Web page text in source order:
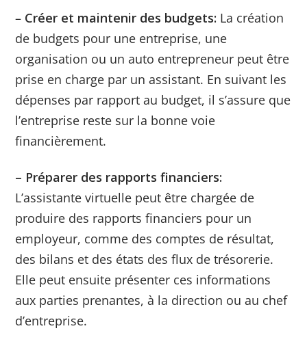
– Créer et maintenir des budgets: La création
de budgets pour une entreprise, une
organisation ou un auto entrepreneur peut être
prise en charge par un assistant. En suivant les
dépenses par rapport au budget, il s’assure que
l’entreprise reste sur la bonne voie
financièrement.
– Préparer des rapports financiers:
L’assistante virtuelle peut être chargée de
produire des rapports financiers pour un
employeur, comme des comptes de résultat,
des bilans et des états des flux de trésorerie.
Elle peut ensuite présenter ces informations
aux parties prenantes, à la direction ou au chef
d’entreprise.